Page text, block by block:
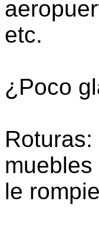
etc.
¿Poco
le